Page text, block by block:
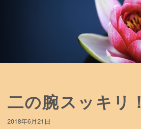
二の腕スッキリ！
2018年6月21日